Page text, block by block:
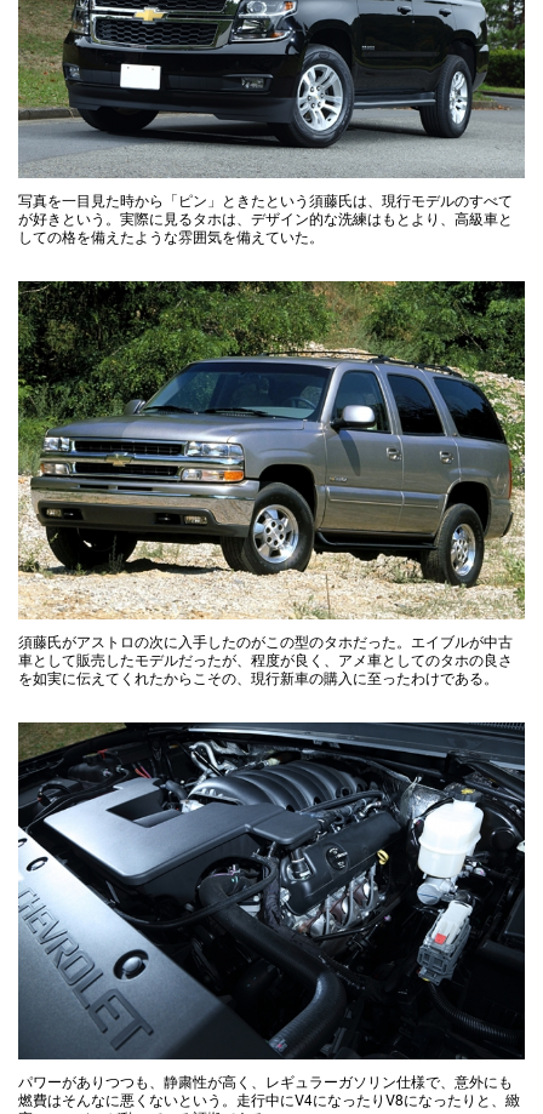
写真を一目見た時から「ピン」ときたという須藤氏は、現行モデルのすべて
が好きという。実際に見るタホは、デザイン的な洗練はもとより、高級車と
しての格を備えたような雰囲気を備えていた。
須藤氏がアストロの次に入手したのがこの型のタホだった。エイブルが中古
車として販売したモデルだったが、程度が良く、アメ車としてのタホの良さ
を如実に伝えてくれたからこその、現行新車の購入に至ったわけである。
パワーがありつつも、静粛性が高く、レギュラーガソリン仕様で、意外にも
燃費はそんなに悪くないという。走行中にV4になったりV8になったりと、緻